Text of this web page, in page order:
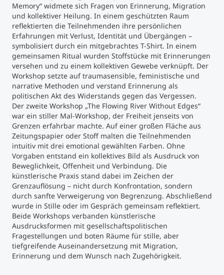
Memory“ widmete sich Fragen von Erinnerung, Migration
und kollektiver Heilung. In einem geschützten Raum
reflektierten die Teilnehmenden ihre persönlichen
Erfahrungen mit Verlust, Identität und Übergängen –
symbolisiert durch ein mitgebrachtes T-Shirt. In einem
gemeinsamen Ritual wurden Stoffstücke mit Erinnerungen
versehen und zu einem kollektiven Gewebe verknüpft. Der
Workshop setzte auf traumasensible, feministische und
narrative Methoden und verstand Erinnerung als
politischen Akt des Widerstands gegen das Vergessen.
Der zweite Workshop „The Flowing River Without Edges“
war ein stiller Mal-Workshop, der Freiheit jenseits von
Grenzen erfahrbar machte. Auf einer großen Fläche aus
Zeitungspapier oder Stoff malten die Teilnehmenden
intuitiv mit drei emotional gewählten Farben. Ohne
Vorgaben entstand ein kollektives Bild als Ausdruck von
Beweglichkeit, Offenheit und Verbindung. Die
künstlerische Praxis stand dabei im Zeichen der
Grenzauflösung – nicht durch Konfrontation, sondern
durch sanfte Verweigerung von Begrenzung. Abschließend
wurde in Stille oder im Gespräch gemeinsam reflektiert.
Beide Workshops verbanden künstlerische
Ausdrucksformen mit gesellschaftspolitischen
Fragestellungen und boten Räume für stille, aber
tiefgreifende Auseinandersetzung mit Migration,
Erinnerung und dem Wunsch nach Zugehörigkeit.